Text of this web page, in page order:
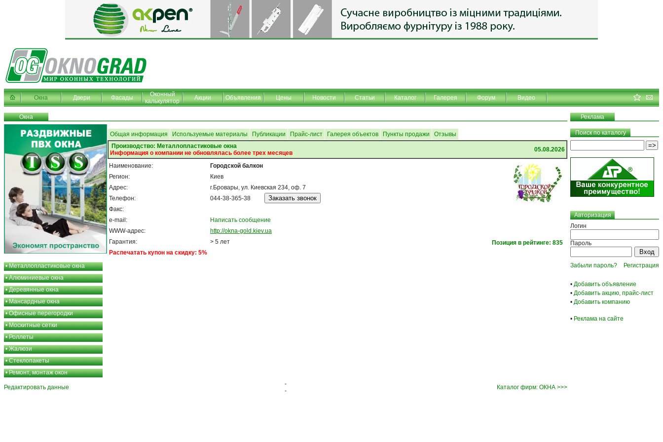
Окна Двери Фасады
Оконный
калькулятор
Акции Объявления Цены Новости Статьи Каталог Галерея Форум Видео
Окна Реклама
•Металлопластиковые окна
•Алюминиевые окна
•Деревянные окна
•Мансардные окна
•Офисные перегородки
•Москитные сетки
•Роллеты
•Жалюзи
•Стеклопакеты
•Ремонт, монтаж окон
Общая информация Используемые материалы Публикации Прайс-лист Галерея объектов Пункты продажи
Отзывы
Производство: Металлопластиковые окна
Информация о компании не обновлялась более трех месяцев
05.08.2026
Наименование:
Регион:
Адрес:
Телефон:
Факс:
e-mail:
WWW-адрес:
Гарантия:
Распечатать купон на скидку: 5%
Городской балкон
Киев
г.Бровары, ул. Киевская 234, оф. 7
044-38-365-38
Написать сообщение
http://okna-gold.kiev.ua
> 5 лет
Позиция в рейтинге: 835
Поиск по каталогу
Авторизация
Логин
Пароль
Забыли пароль? Регистрация
• Добавить объявление
• Добавить акцию, прайс-лист
• Добавить компанию
• Реклама на сайте
Редактировать данные
-
-
Каталог фирм: ОКНА >>>